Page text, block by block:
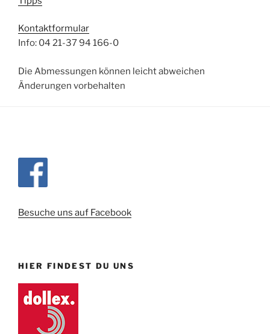
Kontaktformular
Info: 04 21-37 94 166-0
Die Abmessungen können leicht abweichen
Änderungen vorbehalten
Besuche uns auf Facebook
HIER FINDEST DU UNS